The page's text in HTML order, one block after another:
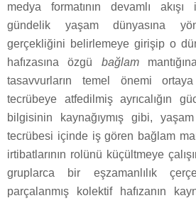
medya formatının devamlı
gündelik yaşam dünyasına
gerçekliğini belirlemeye girişip o
hafızasına özgü bağlam
tasavvurların temel önemi
tecrübeye atfedilmiş ayrıcalığın
bilgisinin kaynağıymış gibi,
tecrübesi içinde iş gören bağlam
irtibatlarının rolünü küçültmeye
gruplarca bir eşzamanlılık
parçalanmış kolektif hafızanın